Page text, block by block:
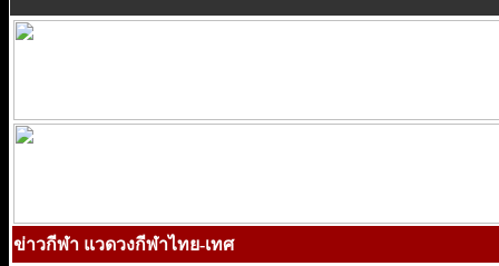
ข่าวกีฬา แวดวงกีฬาไทย-เทศ